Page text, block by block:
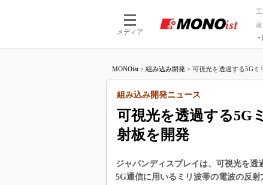
メディア
つながる工場
AI×設
MONOist > 組み込み開発 > 可視光を透過する5Gミ
可視光を透過する5G
射板を開発
組み込み開発ニュース
ジャパンディスプレイは、可視光を透
5G通信に用いるミリ波帯の電波の反